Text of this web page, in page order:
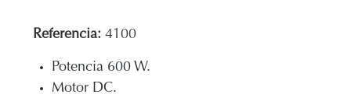
Referencia: 4100
Potencia 600 W.
Motor DC.